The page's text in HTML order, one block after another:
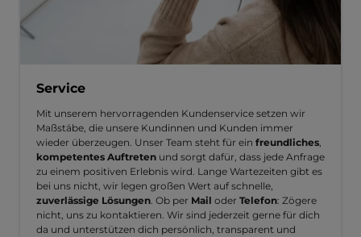
Service
Mit unserem hervorragenden Kundenservice setzen wir
Maßstäbe, die unsere Kundinnen und Kunden immer
wieder überzeugen. Unser Team steht für ein freundliches,
kompetentes Auftreten und sorgt dafür, dass jede Anfrage
zu einem positiven Erlebnis wird. Lange Wartezeiten gibt es
bei uns nicht, wir legen großen Wert auf schnelle,
zuverlässige Lösungen. Ob per Mail oder Telefon: Zögere
nicht, uns zu kontaktieren. Wir sind jederzeit gerne für dich
da und unterstützen dich persönlich, transparent und